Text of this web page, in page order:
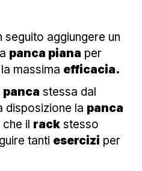
seguito aggiungere un
panca piana per
massima efficacia.
panca stessa dal
disposizione la panca
che il rack stesso
tanti esercizi per